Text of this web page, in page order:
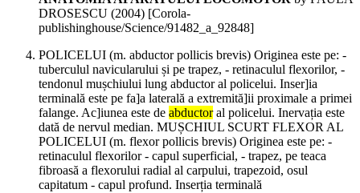
DROSESCU (2004) [Corola-
publishinghouse/Science/91482_a_92848]
POLICELUI (m. abductor pollicis brevis) Originea este pe: -
tuberculul navicularului și pe trapez, - retinaculul flexorilor, -
tendonul mușchiului lung abductor al policelui. Inser]ia
terminală este pe fa]a laterală a extremită]ii proximale a primei
falange. Ac]iunea este de abductoral policelui. Inervația este
dată de nervul median. MUȘCHIUL SCURT FLEXOR AL
POLICELUI (m. flexor pollicis brevis) Originea este pe: -
retinaculul flexorilor - capul superficial, - trapez, pe teaca
fibroasă a flexorului radial al carpului, trapezoid, osul
capitatum - capul profund. Inserția terminală